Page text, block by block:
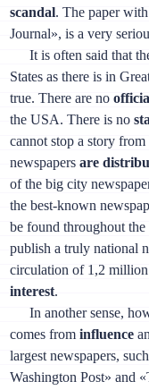
scandal. The paper
Journal», is a very
It is often said that
States as there is in
true. There are no
the USA. There is no
cannot stop a story from
newspapersare
of the big city
the best-known
be found throughout the
publish a truly national
circulation of 1,2
interest.
In another sense,
comes frominfluence
largest newspapers,
Washington Post» and